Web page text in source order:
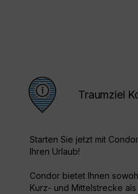
Traumziel
Starten Sie jetzt mit
Ihren Urlaub!
Condor bietet Ihnen
Kurz- und Mittelstrecke